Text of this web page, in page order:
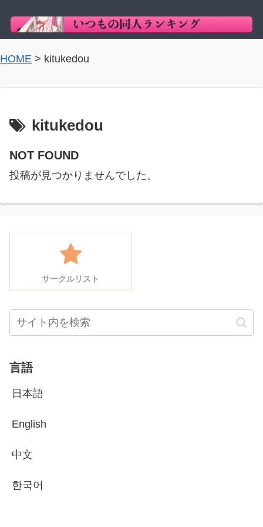
HOME > kitukedou
kitukedou
NOT FOUND
投稿が見つかりませんでした。
サークルリスト
言語
日本語
English
中文
한국어